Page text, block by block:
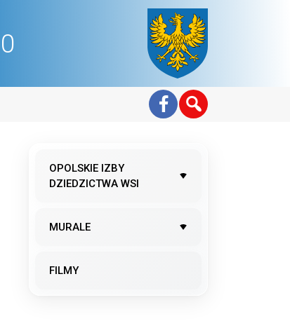
OPOLSKIE IZBY
DZIEDZICTWA WSI
MURALE
FILMY